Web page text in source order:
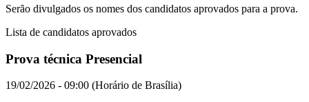
Serão divulgados os nomes dos candidatos aprovados para a prova.
Lista de candidatos aprovados
Prova técnica Presencial
19/02/2026 - 09:00 (Horário de Brasília)